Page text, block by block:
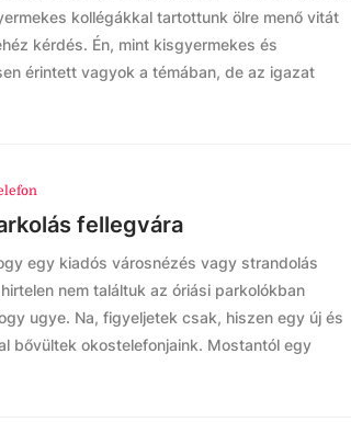
kollégákkal tartottunk ölre menő vitát
kérdés. Én, mint kisgyermekes és
érintett vagyok a témában, de az igazat
fellegvára
egy kiadós városnézés vagy strandolás
nem találtuk az óriási parkolókban
ugye. Na, figyeljetek csak, hiszen egy új és
bővültek okostelefonjaink. Mostantól egy